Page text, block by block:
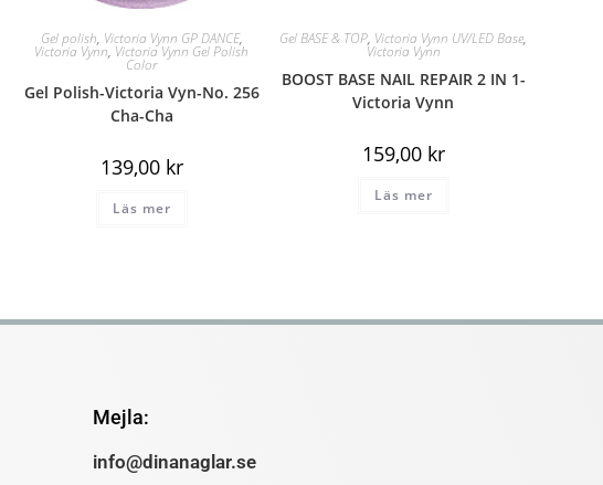
Gel polish, Victoria Vynn GP DANCE,
Victoria Vynn, Victoria Vynn Gel Polish
Color
Gel Polish-Victoria Vyn-No. 256
Cha-Cha
139,00 kr
Läs mer
Gel BASE & TOP, Victoria Vynn UV/LED Base,
Victoria Vynn
BOOST BASE NAIL REPAIR 2 IN 1-
Victoria Vynn
159,00 kr
Läs mer
Mejla:
info@dinanaglar.se